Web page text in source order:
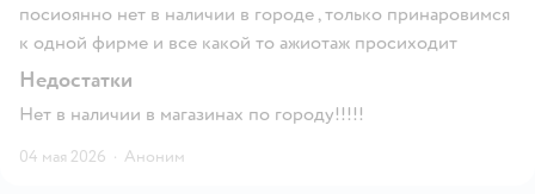
посиоянно нет в наличии в городе , только принаровимся
к одной фирме и все какой то ажиотаж просиходит
Недостатки
Нет в наличии в магазинах по городу!!!!!
04 мая 2026 · Аноним